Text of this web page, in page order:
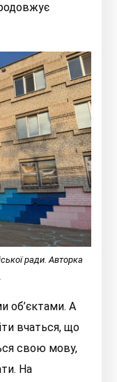
ради. Авторка
об’єктами. А
вчаться, що
свою мову,
На